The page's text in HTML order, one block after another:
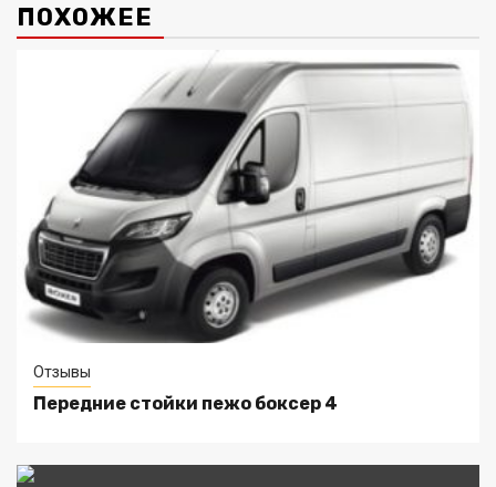
ПОХОЖЕЕ
Отзывы
Передние стойки пежо боксер 4